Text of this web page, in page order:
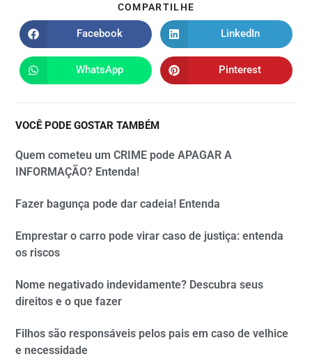
COMPARTILHE
Facebook LinkedIn
WhatsApp Pinterest
VOCÊ PODE GOSTAR TAMBÉM
Quem cometeu um CRIME pode APAGAR A
INFORMAÇÃO? Entenda!
Fazer bagunça pode dar cadeia! Entenda
Emprestar o carro pode virar caso de justiça: entenda
os riscos
Nome negativado indevidamente? Descubra seus
direitos e o que fazer
Filhos são responsáveis pelos pais em caso de velhice
e necessidade